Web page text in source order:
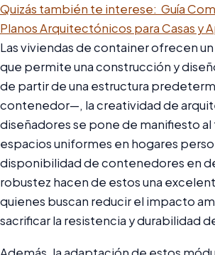
Quizás también te interese: Guía
Planos Arquitectónicos para Casas y
Las viviendas de container ofrecen un
que permite una construcción y
de partir de una estructura
contenedor—, la creatividad de
diseñadores se pone de manifiesto
espacios uniformes en hogares
disponibilidad de contenedores en
robustez hacen de estos una
quienes buscan reducir el impacto
sacrificar la resistencia y durabilidad